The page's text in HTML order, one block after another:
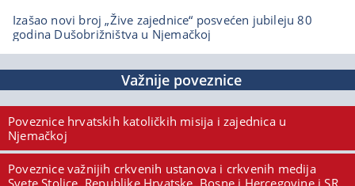
Izašao novi broj „Žive zajednice“ posvećen jubileju 80
godina Dušobrižništva u Njemačkoj
Važnije poveznice
Poveznice hrvatskih katoličkih misija i zajednica u
Njemačkoj
Poveznice važnijih crkvenih ustanova i crkvenih medija
Svete Stolice, Republike Hrvatske, Bosne i Hercegovine i SR